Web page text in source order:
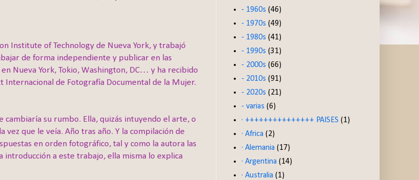
Institute of Technology de Nueva York, y trabajó
de forma independiente y publicar en las
Nueva York, Tokio, Washington, DC… y ha recibido
de Fotografía Documental de la Mujer.
su rumbo. Ella, quizás intuyendo el arte, o
que le veía. Año tras año. Y la compilación de
en orden fotográfico, tal y como la autora las
introducción a este trabajo, ella misma lo explica
- 1960s (46)
- 1970s (49)
- 1980s (41)
- 1990s (31)
- 2000s (66)
- 2010s (91)
- 2020s (21)
- varias (6)
· +++++++++++++++ PAISES (1)
· Africa (2)
· Alemania (17)
· Argentina (14)
· Australia (1)